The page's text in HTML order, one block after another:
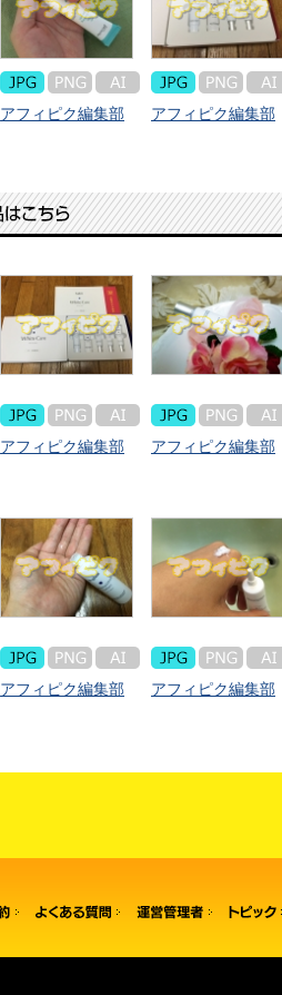
アフィピク編集部 アフィピク編集部
アフィピク編集部 アフィピク編集部
アフィピク編集部 アフィピク編集部